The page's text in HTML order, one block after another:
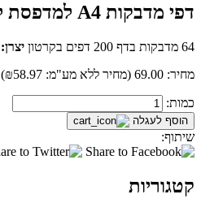
דפי מדבקות A4 למדפסת לייזר והזרקת דיו במידה 18×52.5 מ״מ
64 מדבקות בדף 200 דפים בקרטון יצרן:
מחיר: 69.00
(מחיר ללא מע"מ: ₪58.97
)
כמות
כמות:
הוסף לעגלה
שיתוף:
קטגוריות